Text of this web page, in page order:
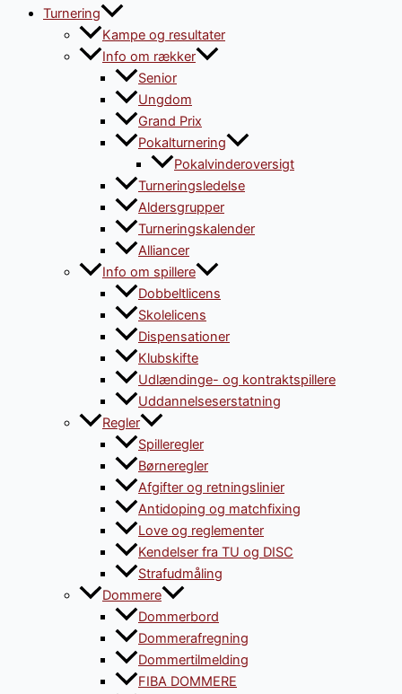
Turnering
Kampe og resultater
Info om rækker
Senior
Ungdom
Grand Prix
Pokalturnering
Pokalvinderoversigt
Turneringsledelse
Aldersgrupper
Turneringskalender
Alliancer
Info om spillere
Dobbeltlicens
Skolelicens
Dispensationer
Klubskifte
Udlændinge- og kontraktspillere
Uddannelseserstatning
Regler
Spilleregler
Børneregler
Afgifter og retningslinier
Antidoping og matchfixing
Love og reglementer
Kendelser fra TU og DISC
Strafudmåling
Dommere
Dommerbord
Dommerafregning
Dommertilmelding
FIBA DOMMERE